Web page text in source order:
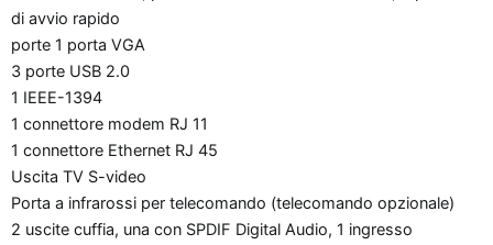
di avvio rapido
porte 1 porta VGA
3 porte USB 2.0
1 IEEE-1394
1 connettore modem RJ 11
1 connettore Ethernet RJ 45
Uscita TV S-video
Porta a infrarossi per telecomando (telecomando opzionale)
2 uscite cuffia, una con SPDIF Digital Audio, 1 ingresso